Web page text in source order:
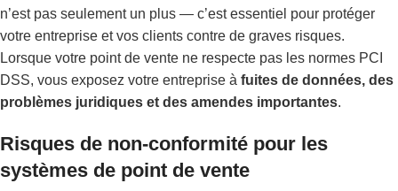
n’est pas seulement un plus — c’est essentiel pour protéger
votre entreprise et vos clients contre de graves risques.
Lorsque votre point de vente ne respecte pas les normes PCI
DSS, vous exposez votre entreprise à fuites de données, des
problèmes juridiques et des amendes importantes.
Risques de non-conformité pour les
systèmes de point de vente